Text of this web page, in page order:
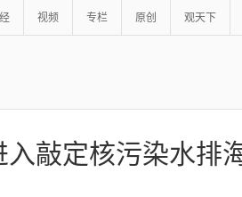
视频 专栏 原创 观天下
敲定核污染水排